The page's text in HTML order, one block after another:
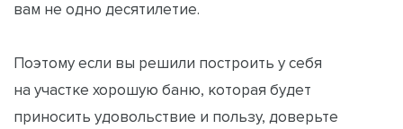
вам не одно десятилетие.
Поэтому если вы решили построить у себя
на участке хорошую баню, которая будет
приносить удовольствие и пользу, доверьте